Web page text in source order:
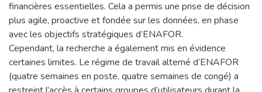
financières essentielles. Cela a permis une prise de décision
plus agile, proactive et fondée sur les données, en phase
avec les objectifs stratégiques d’ENAFOR.
Cependant, la recherche a également mis en évidence
certaines limites. Le régime de travail alterné d’ENAFOR
(quatre semaines en poste, quatre semaines de congé) a